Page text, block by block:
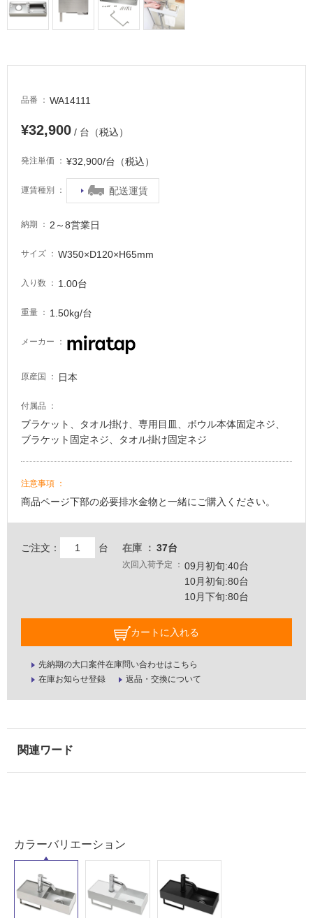
品番 WA14111
¥32,900 / 台（税込）
発注単価 ¥32,900/台（税込）
運賃種別 配送運賃
納期 2～8営業日
サイズ W350×D120×H65mm
入り数 1.00台
重量 1.50kg/台
メーカー
原産国 日本
付属品
ブラケット、タオル掛け、専用目皿、ボウル本体固定ネジ、
ブラケット固定ネジ、タオル掛け固定ネジ
注意事項
商品ページ下部の必要排水金物と一緒にご購入ください。
ご注文： 台 在庫 37台
次回入荷予定
09月初旬:40台
10月初旬:80台
10月下旬:80台
カートに入れる
先納期の大口案件在庫問い合わせはこちら
在庫お知らせ登録
返品・交換について
カラーバリエーション
タ
屋
内
床・
室
床・